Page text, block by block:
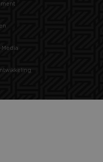
Media